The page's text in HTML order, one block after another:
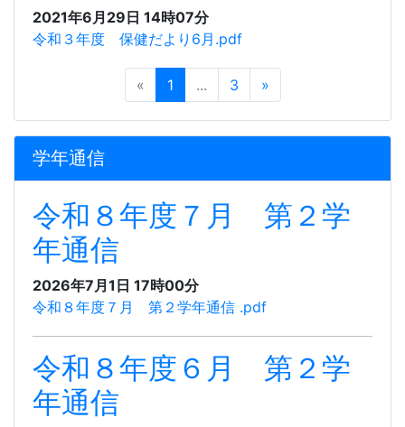
2021年6月29日 14時07分
令和３年度 保健だより6月.pdf
« 1 ... 3 »
学年通信
令和８年度７月 第２学
年通信
2026年7月1日 17時00分
令和８年度７月 第２学年通信 .pdf
令和８年度６月 第２学
年通信